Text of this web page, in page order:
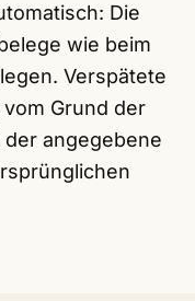
Die
wie beim
Verspätete
Grund der
angegebene